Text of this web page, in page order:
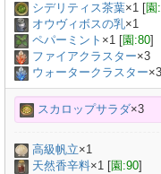
シデリティス茶葉×1 [園
オウヴィボスの乳×1
ペパーミント ×1 [園:80]
ファイアクラスター×3
ウォータークラスター×3
スカロップサラダ×3
高級帆立×1
天然香辛料×1 [園:90]